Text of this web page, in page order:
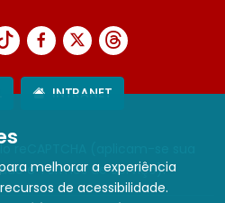
melhorar a experiência
de acessibilidade.
INTRANET
reCAPTCHA (aplicam-se sua
eTermos de Serviço).